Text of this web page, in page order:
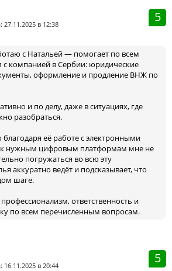
27.11.2025 в 12:38 5
с Натальей — помогает по всем
с компанией в Сербии: юридические
оформление и продление ВНЖ по
и по делу, даже в ситуациях, где
разобраться.
её работе с электронными
нужным цифровым платформам мне не
погружаться во всю эту
аккуратно ведёт и подсказывает, что
шаге.
ответственность и
по всем перечисленным вопросам.
16.11.2025 в 20:44 5